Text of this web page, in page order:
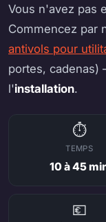
Vous n'avez pas
Commencez par
antivols pour
portes,
l'installation.
⏱️
TEMPS
10 à 45
💶